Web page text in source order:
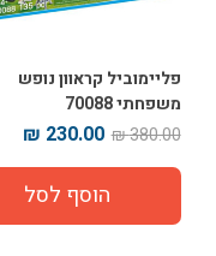
פליימוביל קראוון נופש
משפחתי 70088
380.00 ₪
230.00 ₪